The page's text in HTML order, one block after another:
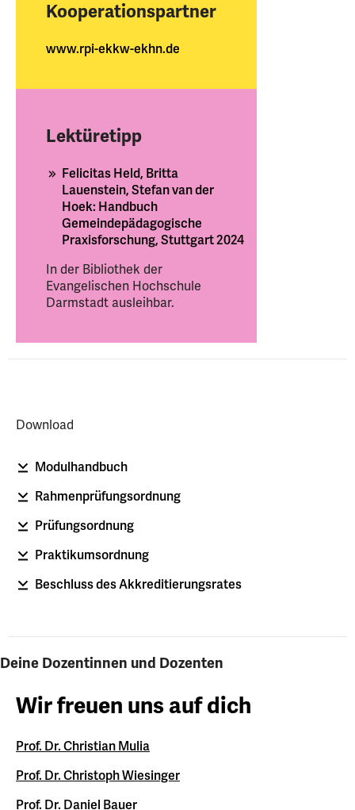
Kooperationspartner
www.rpi-ekkw-ekhn.de
Lektüretipp
Felicitas Held, Britta
Lauenstein, Stefan van der
Hoek: Handbuch
Gemeindepädagogische
Praxisforschung, Stuttgart 2024
In der Bibliothek der
Evangelischen Hochschule
Darmstadt ausleihbar.
Download
Modulhandbuch
Rahmenprüfungsordnung
Prüfungsordnung
Praktikumsordnung
Beschluss des Akkreditierungsrates
Deine Dozentinnen und Dozenten
Wir freuen uns auf dich
Prof. Dr. Christian Mulia
Prof. Dr. Christoph Wiesinger
Prof. Dr. Daniel Bauer